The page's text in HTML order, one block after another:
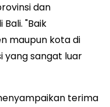
dan
"Baik
maupun kota di
yang sangat luar
terima